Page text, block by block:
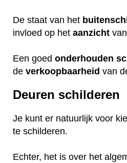
De staat van het
invloed op het aanzicht
Een goed onderhouden
de verkoopbaarheid van
Deuren schilderen
Je kunt er natuurlijk voor
te schilderen.
Echter, het is over het